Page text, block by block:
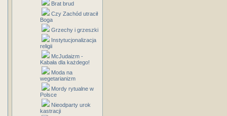
Brat brud
Czy Zachód utracił
Boga
Grzechy i grzeszki
Instytucjonalizacja
religii
McJudaizm -
Kabała dla każdego!
Moda na
wegetarianizm
Mordy rytualne w
Polsce
Nieodparty urok
kastracji